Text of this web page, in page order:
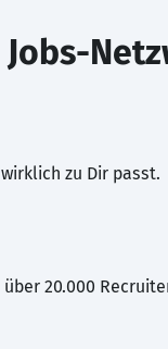
Jobs-
zu Dir passt.
20.000